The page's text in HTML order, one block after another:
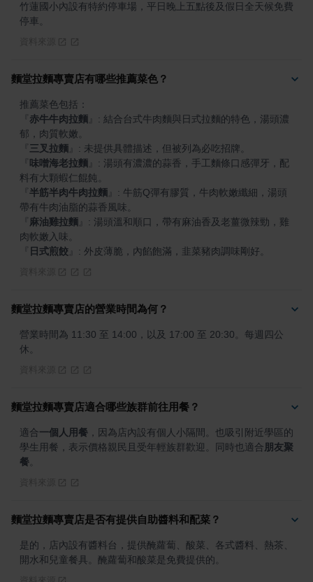
竹蓮國小內設有特約停車場，平日晚上五點後及假日全天候免費
停車。
麵堂拉麵專賣店有哪些推薦菜色？
赤牛牛肉拉麵
: 結合台式牛肉麵與日式拉麵的特色，湯頭濃
三叉拉麵
味噌海老拉麵
: 湯頭有濃濃的蒜香，手工麵條口感彈牙，配
半筋半肉牛肉拉麵
: 牛筋Q彈有膠質，牛肉軟嫩纖細，湯頭
麻油雞拉麵
: 湯頭溫和順口，帶有麻油香及老薑微辣勁，雞
日式煎餃 : 外皮薄脆，內餡飽滿，韭菜豬肉調味剛好。
麵堂拉麵專賣店的營業時間為何？
營業時間為 11:30 至 14:00，以及 17:00 至 20:30。每週四公
休。
麵堂拉麵專賣店適合哪些族群前往用餐？
適合一個人用餐 ，因為店內設有個人小隔間。也吸引附近學區的
學生用餐，表示價格親民且受年輕族群歡迎。同時也適合 朋友聚
餐
麵堂拉麵專賣店是否有提供自助醬料和配菜？
是的，店內設有醬料台，提供醃蘿蔔、酸菜、各式醬料、熱茶、
開水和兒童餐具。醃蘿蔔和酸菜是免費提供的。